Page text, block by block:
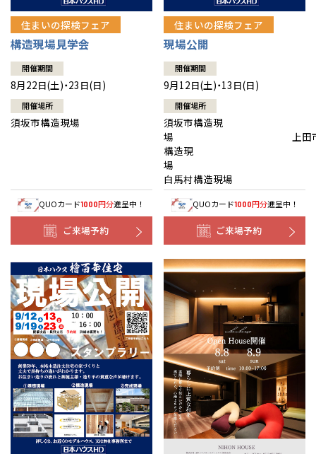
住まいの探検フェア
構造現場見学会
開催期間
8月22日(土)・23日(日)
開催場所
須坂市構造現場
QUOカード1000円分進呈中！
ご来場予約
住まいの探検フェア
現場公開
開催期間
9月12日(土)・13日(日)
開催場所
須坂市構造現
場 上田
構造現
白馬村構造現場
QUOカード1000円分進呈中！
ご来場予約